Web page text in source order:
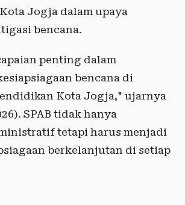
Jogja dalam upaya
bencana.
penting dalam
bencana di
Kota Jogja," ujarnya
SPAB tidak hanya
tetapi harus menjadi
berkelanjutan di setiap